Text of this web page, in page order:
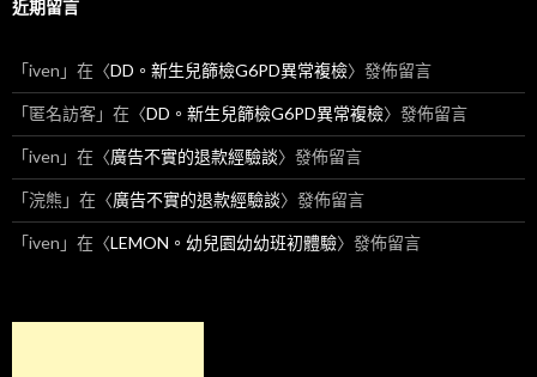
近期留言
「iven 」在〈DD。新生兒篩檢G6PD異常複檢〉發佈留言
「匿名訪客」在〈DD。新生兒篩檢G6PD異常複檢〉發佈留言
「iven 」在〈廣告不實的退款經驗談〉發佈留言
「浣熊 」在〈廣告不實的退款經驗談〉發佈留言
「iven 」在〈LEMON。幼兒園幼幼班初體驗〉發佈留言